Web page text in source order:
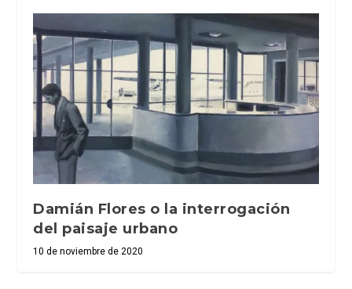
Damián Flores o la interrogación
del paisaje urbano
10 de noviembre de 2020